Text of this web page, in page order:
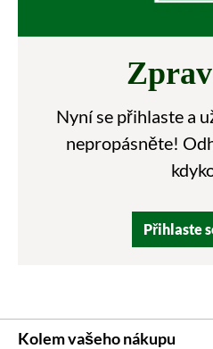
Nyní se přihlaste a
nepropásněte!
Přihlaste
Kolem vašeho nákupu